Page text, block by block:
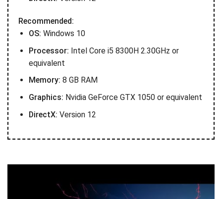
Recommended:
OS: Windows 10
Processor: Intel Core i5 8300H 2.30GHz or
equivalent
Memory: 8 GB RAM
Graphics: Nvidia GeForce GTX 1050 or equivalent
DirectX: Version 12